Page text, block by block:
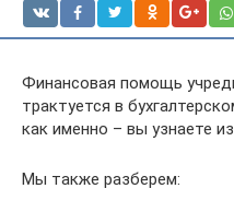
Финансовая помощь
трактуется в
как именно – вы узнаете
Мы также разберем: